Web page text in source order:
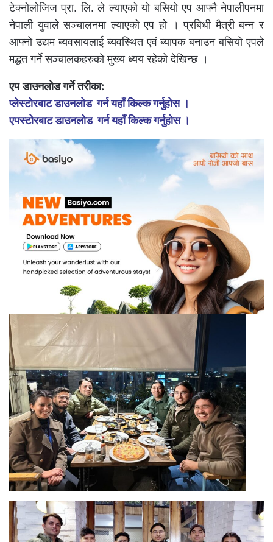
टेक्नोलोजिज प्रा. लि. ले ल्याएको यो बसियो एप आफ्नै नेपालीपनमा
नेपाली युवाले सञ्चालनमा ल्याएको एप हो । प्रबिधी मैत्री बन्न र
आफ्नो उद्यम ब्यवसायलाई ब्यवस्थित एवं ब्यापक बनाउन बसियो एपले
मद्धत गर्ने सञ्चालकहरुको मुख्य ध्यय रहेको देखिन्छ ।
एप डाउनलोडगर्ने तरीका:
प्लेस्टोरबाट डाउनलोड गर्न यहाँ किल्क गर्नुहाेस ।
एपस्टोरबाट डाउनलोड गर्न यहाँ किल्क गर्नुहाेस ।